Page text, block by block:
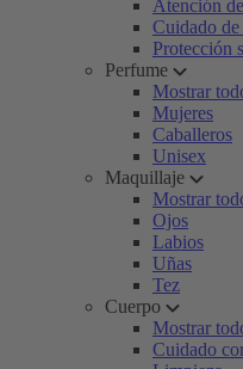
Atención
Cuidado
Protección
Perfume
Mostrar
Mujeres
Caballeros
Unisex
Maquillaje
Mostrar
Ojos
Labios
Uñas
Tez
Cuerpo
Mostrar
Cuidado